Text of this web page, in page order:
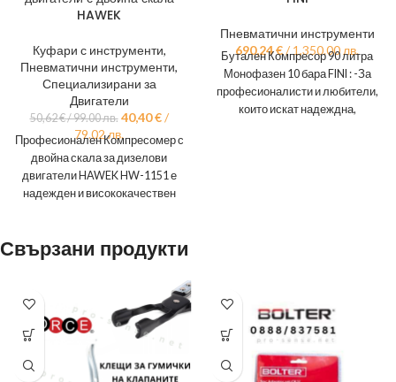
HAWEK
Куфари с инструменти,
Пневматични инструменти,
Специализирани за
Двигатели
50,62€/ 99.00 лв. 40,40€ /
79.02 лв.
Професионален Компресомер с
двойна скала за дизелови
двигатели HAWEK HW-1151 е
надежден и висококачествен
Пневматични инструменти
690,24€/ 1,350.00 лв.
Бутален Компресор 90 литра
Монофазен 10 бара FINI : -За
професионалисти и любители,
които искат надеждна,
Свързани продукти